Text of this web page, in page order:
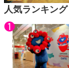
人気ランキング